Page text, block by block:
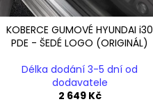
KOBERCE GUMOVÉ HYUNDAI i30
PDE - ŠEDÉ LOGO (ORIGINÁL)
Délka dodání 3-5 dní od
dodavatele
2 649 Kč